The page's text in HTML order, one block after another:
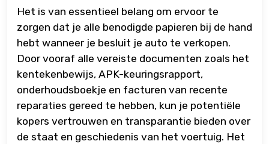
Het is van essentieel belang om ervoor te
zorgen dat je alle benodigde papieren bij de hand
hebt wanneer je besluit je auto te verkopen.
Door vooraf alle vereiste documenten zoals het
kentekenbewijs, APK-keuringsrapport,
onderhoudsboekje en facturen van recente
reparaties gereed te hebben, kun je potentiële
kopers vertrouwen en transparantie bieden over
de staat en geschiedenis van het voertuig. Het